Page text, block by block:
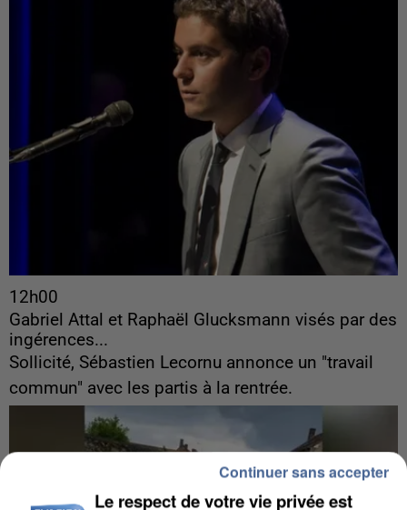
12h00
Gabriel Attal et Raphaël Glucksmann visés par des
ingérences...
Sollicité, Sébastien Lecornu annonce un "travail
commun" avec les partis à la rentrée.
Le respect de votre vie privée est
Continuer sans accepter